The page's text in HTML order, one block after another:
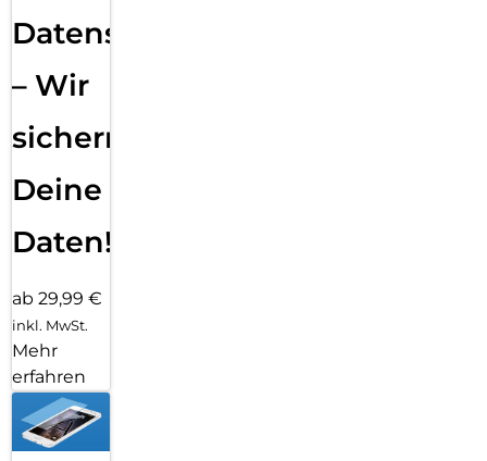
Datensicherung
– Wir
sichern
Deine
Daten!
ab 29,99 €
inkl. MwSt.
Mehr
erfahren